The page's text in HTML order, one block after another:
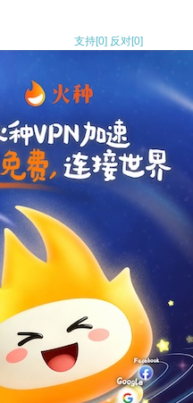
支持[0] 反对[0]
支持[0] 反对
支持
反对 [0]
支持[0] 反对[0]